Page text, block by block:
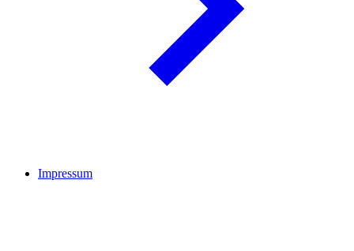
Impressum